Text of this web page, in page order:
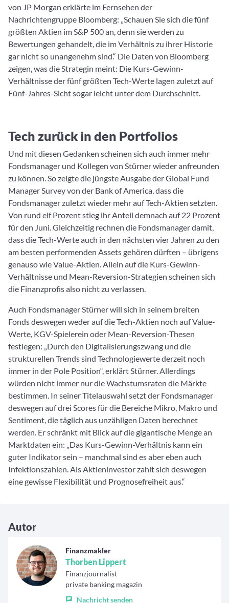
von JP Morgan erklärte im Fernsehen der
Nachrichtengruppe Bloomberg: „Schauen Sie sich die fünf
größten Aktien im S&P 500 an, denn sie werden zu
Bewertungen gehandelt, die im Verhältnis zu ihrer Historie
gar nicht so unangenehm sind.“ Die Daten von Bloomberg
zeigen, was die Strategin meint: Die Kurs-Gewinn-
Verhältnisse der fünf größten Tech-Werte lagen zuletzt auf
Fünf-Jahres-Sicht sogar leicht unter dem Durchschnitt.
Tech zurück in den Portfolios
Und mit diesen Gedanken scheinen sich auch immer mehr
Fondsmanager und Kollegen von Stürner wieder anfreunden
zu können. So zeigte die jüngste Ausgabe der Global Fund
Manager Survey von der Bank of America, dass die
Fondsmanager zuletzt wieder mehr auf Tech-Aktien setzten.
Von rund elf Prozent stieg ihr Anteil demnach auf 22 Prozent
für den Juni. Gleichzeitig rechnen die Fondsmanager damit,
dass die Tech-Werte auch in den nächsten vier Jahren zu den
am besten performenden Assets gehören dürften – übrigens
genauso wie Value-Aktien. Allein auf die Kurs-Gewinn-
Verhältnisse und Mean-Reversion-Strategien scheinen sich
die Finanzprofis also nicht zu verlassen.
Auch Fondsmanager Stürner will sich in seinem breiten
Fonds deswegen weder auf die Tech-Aktien noch auf Value-
Werte, KGV-Spielerein oder Mean-Reversion-Thesen
festlegen: „Durch den Digitalisierungszwang und die
strukturellen Trends sind Technologiewerte derzeit noch
immer in der Pole Position“, erklärt Stürner. Allerdings
würden nicht immer nur die Wachstumsraten die Märkte
bestimmen. In seiner Titelauswahl setzt der Fondsmanager
deswegen auf drei Scores für die Bereiche Mikro, Makro und
Sentiment, die täglich aus unzähligen Daten berechnet
werden. Er schränkt mit Blick auf die gigantische Menge an
Marktdaten ein: „Das Kurs-Gewinn-Verhältnis kann ein
guter Indikator sein – manchmal sind es aber eben auch
Infektionszahlen. Als Aktieninvestor zahlt sich deswegen
eine gewisse Flexibilität und Prognosefreiheit aus.“
Autor
Finanzmakler
Thorben Lippert
Finanzjournalist
private banking magazin
Nachricht senden